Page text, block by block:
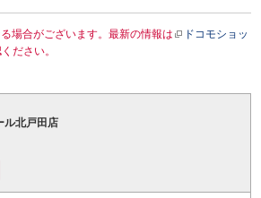
場合がございます。最新の情報は
ドコモショッ
ださい。
ル北戸田店